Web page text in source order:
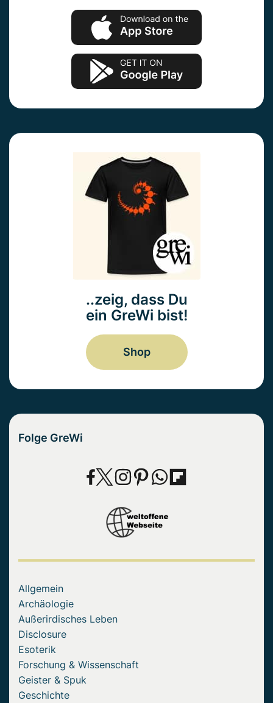
..zeig, dass Du
ein GreWi bist!
Shop
Folge GreWi
Allgemein
Archäologie
Außerirdisches Leben
Disclosure
Esoterik
Forschung & Wissenschaft
Geister & Spuk
Geschichte